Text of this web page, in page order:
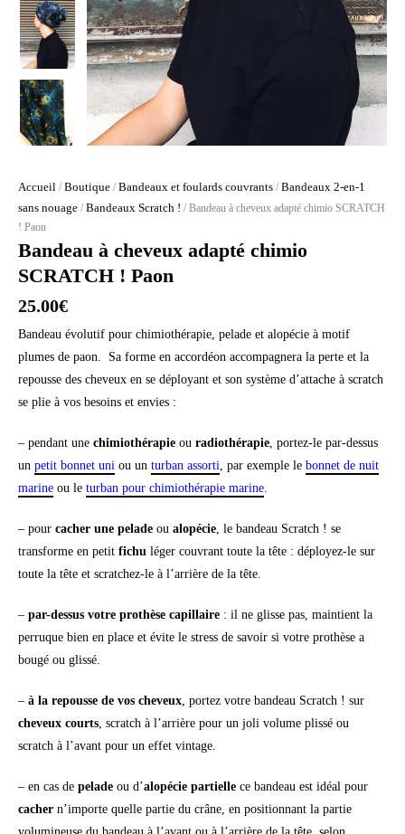
Accueil / Boutique / Bandeaux et foulards couvrants / Bandeaux 2-en-1
sans nouage / Bandeaux Scratch ! / Bandeau à cheveux adapté chimio SCRATCH
! Paon
Bandeau à cheveux adapté chimio
SCRATCH ! Paon
25.00€
Bandeau évolutif pour chimiothérapie, pelade et alopécie à motif
plumes de paon. Sa forme en accordéon accompagnera la perte et la
repousse des cheveux en se déployant et son système d’attache à scratch
se plie à vos besoins et envies :
– pendant une chimiothérapie ou radiothérapie, portez-le par-dessus
un petit bonnet uni ou un turban assorti, par exemple le bonnet de nuit
marine ou le turban pour chimiothérapie marine.
– pour cacher une pelade ou alopécie, le bandeau Scratch ! se
transforme en petit fichu léger couvrant toute la tête : déployez-le sur
toute la tête et scratchez-le à l’arrière de la tête.
– par-dessus votre prothèse capillaire : il ne glisse pas, maintient la
perruque bien en place et évite le stress de savoir si votre prothèse a
bougé ou glissé.
– à la repousse de vos cheveux, portez votre bandeau Scratch ! sur
cheveux courts, scratch à l’arrière pour un joli volume plissé ou
scratch à l’avant pour un effet vintage.
– en cas de pelade ou d’alopécie partielle ce bandeau est idéal pour
cacher n’importe quelle partie du crâne, en positionnant la partie